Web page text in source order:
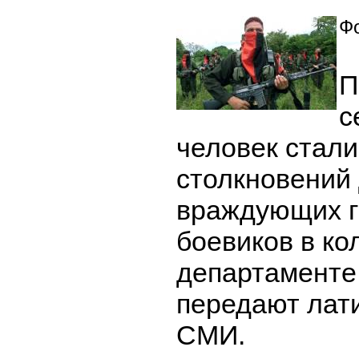
человек
столкновений
враждующих
боевиков в
передают
СМИ.